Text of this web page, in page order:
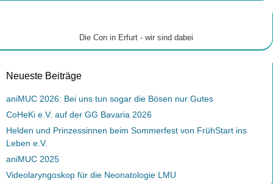
Die Con in Erfurt - wir sind dabei
Neueste Beiträge
aniMUC 2026: Bei uns tun sogar die Bösen nur Gutes
CoHeKi e.V. auf der GG Bavaria 2026
Helden und Prinzessinnen beim Sommerfest von FrühStart ins
Leben e.V.
aniMUC 2025
Videolaryngoskop für die Neonatologie LMU